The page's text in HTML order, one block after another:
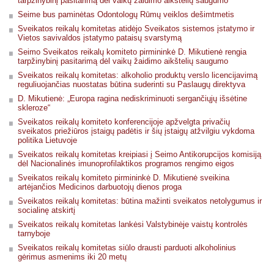
Seime bus paminėtas Odontologų Rūmų veiklos dešimtmetis
Sveikatos reikalų komitetas atidėjo Sveikatos sistemos įstatymo ir
Vietos savivaldos įstatymo pataisų svarstymą
Seimo Sveikatos reikalų komiteto pirmininkė D. Mikutienė rengia
tarpžinybinį pasitarimą dėl vaikų žaidimo aikštelių saugumo
Sveikatos reikalų komitetas: alkoholio produktų verslo licencijavimą
reguliuojančias nuostatas būtina suderinti su Paslaugų direktyva
D. Mikutienė: „Europa ragina nediskriminuoti sergančiųjų išsėtine
skleroze“
Sveikatos reikalų komiteto konferencijoje apžvelgta privačių
sveikatos priežiūros įstaigų padėtis ir šių įstaigų atžvilgiu vykdoma
politika Lietuvoje
Sveikatos reikalų komitetas kreipiasi į Seimo Antikorupcijos komisiją
dėl Nacionalinės imunoprofilaktikos programos rengimo eigos
Sveikatos reikalų komiteto pirmininkė D. Mikutienė sveikina
artėjančios Medicinos darbuotojų dienos proga
Sveikatos reikalų komitetas: būtina mažinti sveikatos netolygumus ir
socialinę atskirtį
Sveikatos reikalų komitetas lankėsi Valstybinėje vaistų kontrolės
tarnyboje
Sveikatos reikalų komitetas siūlo drausti parduoti alkoholinius
gėrimus asmenims iki 20 metų